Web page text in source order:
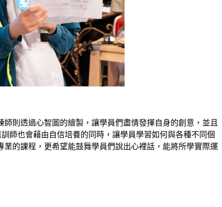
則透過心智圖的繪製，讓學員們盡情發揮自身的創意，並且
師也會藉由自信培養的同時，讓學員學習如何與各種不同個
的課程，更希望能鼓舞學員們說出心裡話，能將所學實際運